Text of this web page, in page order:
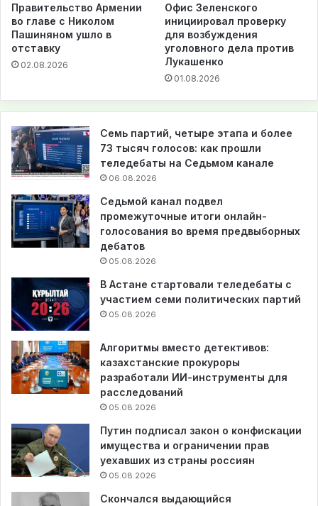
Правительство Армении
во главе с Николом
Пашиняном ушло в
отставку
02.08.2026
Офис Зеленского
инициировал проверку
для возбуждения
уголовного дела против
Лукашенко
01.08.2026
Семь партий, четыре этапа и более
73 тысяч голосов: как прошли
теледебаты на Седьмом канале
06.08.2026
Седьмой канал подвел
промежуточные итоги онлайн-
голосования во время предвыборных
дебатов
05.08.2026
В Астане стартовали теледебаты с
участием семи политических партий
05.08.2026
Алгоритмы вместо детективов:
казахстанские прокуроры
разработали ИИ-инструменты для
расследований
05.08.2026
Путин подписал закон о конфискации
имущества и ограничении прав
уехавших из страны россиян
05.08.2026
Скончался выдающийся